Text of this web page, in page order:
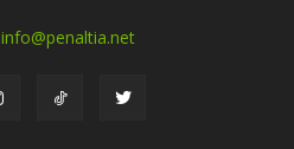
info@penaltia.net